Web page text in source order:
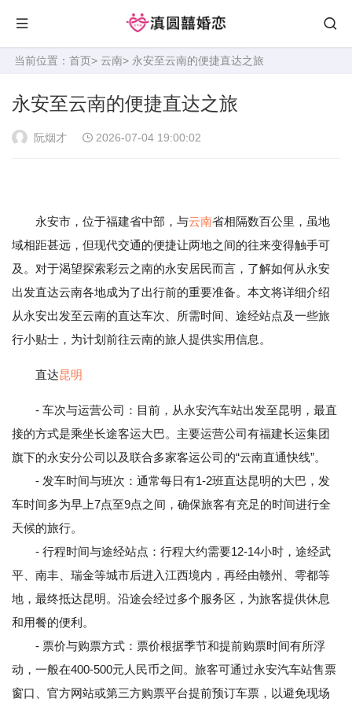
当前位置： 首页> 云南> 永安至云南的便捷直达之旅
永安至云南的便捷直达之旅
阮烟才 2026-07-04 19:00:02
永安市，位于福建省中部，与云南省相隔数百公里，虽地
域相距甚远，但现代交通的便捷让两地之间的往来变得触手可
及。对于渴望探索彩云之南的永安居民而言，了解如何从永安
出发直达云南各地成为了出行前的重要准备。本文将详细介绍
从永安出发至云南的直达车次、所需时间、途经站点及一些旅
行小贴士，为计划前往云南的旅人提供实用信息。
直达昆明
- 车次与运营公司：目前，从永安汽车站出发至昆明，最直
接的方式是乘坐长途客运大巴。主要运营公司有福建长运集团
旗下的永安分公司以及联合多家客运公司的“云南直通快线”。
- 发车时间与班次：通常每日有1-2班直达昆明的大巴，发
车时间多为早上7点至9点之间，确保旅客有充足的时间进行全
天候的旅行。
- 行程时间与途经站点：行程大约需要12-14小时，途经武
平、南丰、瑞金等城市后进入江西境内，再经由赣州、雩都等
地，最终抵达昆明。沿途会经过多个服务区，为旅客提供休息
和用餐的便利。
- 票价与购票方式：票价根据季节和提前购票时间有所浮
动，一般在400-500元人民币之间。旅客可通过永安汽车站售票
窗口、官方网站或第三方购票平台提前预订车票，以避免现场